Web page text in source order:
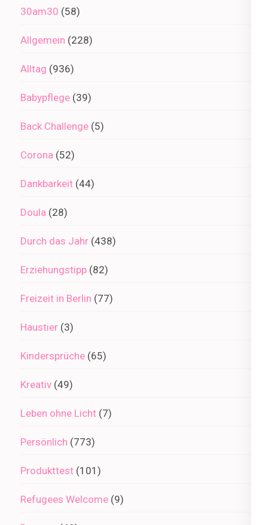
30am30 (58)
Allgemein (228)
Alltag (936)
Babypflege (39)
Back Challenge (5)
Corona (52)
Dankbarkeit (44)
Doula (28)
Durch das Jahr (438)
Erziehungstipp (82)
Freizeit in Berlin (77)
Haustier (3)
Kindersprüche (65)
Kreativ (49)
Leben ohne Licht (7)
Persönlich (773)
Produkttest (101)
Refugees Welcome (9)